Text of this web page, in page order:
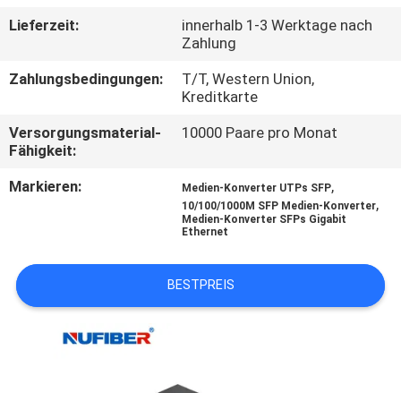
SIE
UNS
VERBINDUNG
NACHRICHTEN
SIE
EIN
ZITAT
Lieferzeit:
innerhalb 1-3 Werktage nach
Zahlung
Zahlungsbedingungen:
T/T, Western Union,
Kreditkarte
Versorgungsmaterial-
Fähigkeit:
10000 Paare pro Monat
Markieren: Medien-Konverter UTPs SFP,
10/100/1000M SFP Medien-Konverter,
Medien-Konverter SFPs Gigabit
Ethernet
BESTPREIS